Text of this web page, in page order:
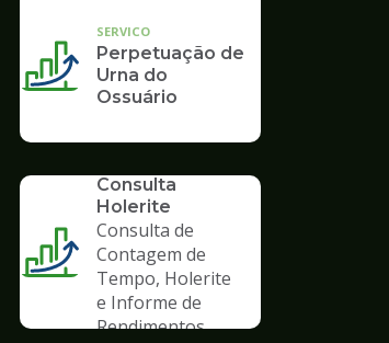
SERVICO
Perpetuação de
Urna do
Ossuário
Consulta
Holerite
Consulta de
Contagem de
Tempo, Holerite
e Informe de
Rendimentos